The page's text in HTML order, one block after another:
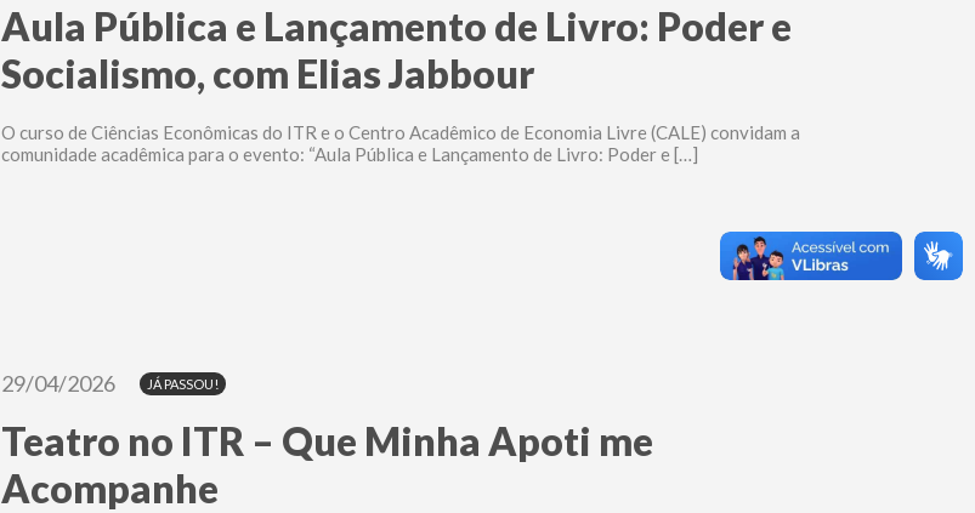
Aula Pública e Lançamento de Livro: Poder e
Socialismo, com Elias Jabbour
O curso de Ciências Econômicas do ITR e o Centro Acadêmico de Economia Livre (CALE) convidam a
comunidade acadêmica para o evento: “Aula Pública e Lançamento de Livro: Poder e […]
29/04/2026 JÁ PASSOU!
Teatro no ITR – Que Minha Apoti me
Acompanhe